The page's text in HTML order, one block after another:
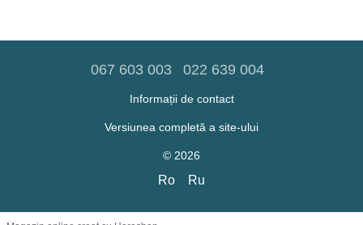
067 603 003 022 639 004
Informații de contact
Versiunea completă a site-ului
© 2026
Ro Ru